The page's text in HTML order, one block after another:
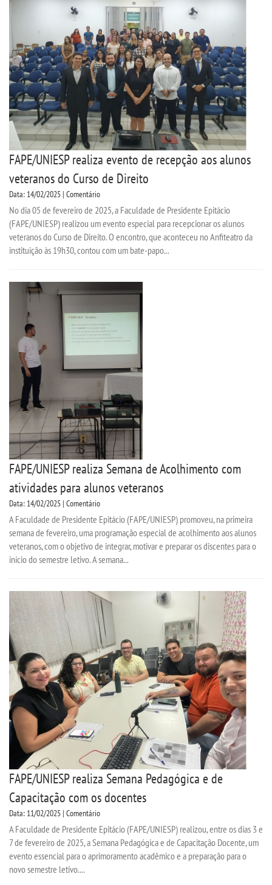
FAPE/UNIESP realiza evento de recepção aos alunos
veteranos do Curso de Direito
Data: 14/02/2025 | Comentário
No dia 05 de fevereiro de 2025, a Faculdade de Presidente Epitácio
(FAPE/UNIESP) realizou um evento especial para recepcionar os alunos
veteranos do Curso de Direito. O encontro, que aconteceu no Anfiteatro da
instituição às 19h30, contou com um bate-papo...
FAPE/UNIESP realiza Semana de Acolhimento com
atividades para alunos veteranos
Data: 14/02/2025 | Comentário
A Faculdade de Presidente Epitácio (FAPE/UNIESP) promoveu, na primeira
semana de fevereiro, uma programação especial de acolhimento aos alunos
veteranos, com o objetivo de integrar, motivar e preparar os discentes para o
início do semestre letivo. A semana...
FAPE/UNIESP realiza Semana Pedagógica e de
Capacitação com os docentes
Data: 11/02/2025 | Comentário
A Faculdade de Presidente Epitácio (FAPE/UNIESP) realizou, entre os dias 3 e
7 de fevereiro de 2025, a Semana Pedagógica e de Capacitação Docente, um
evento essencial para o aprimoramento acadêmico e a preparação para o
novo semestre letivo....